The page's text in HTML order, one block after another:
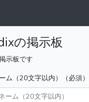
の掲示板
示板です
ム（20文字以内）（必須）